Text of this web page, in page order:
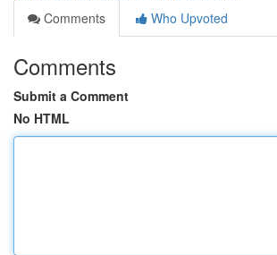
Comments
Who Upvoted
Comments
Submit a Comment
No HTML